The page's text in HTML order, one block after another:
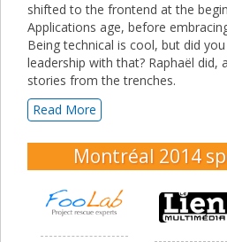
shifted to the frontend at the
Applications age, before
Being technical is cool, but did
leadership with that? Raphaël did,
stories from the trenches.
Read More
Montréal 2014